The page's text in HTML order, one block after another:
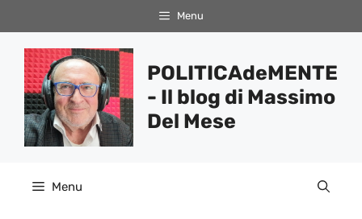
al
contenuto
Menu
POLITICAdeMENTE
- Il blog di Massimo
Del Mese
Menu